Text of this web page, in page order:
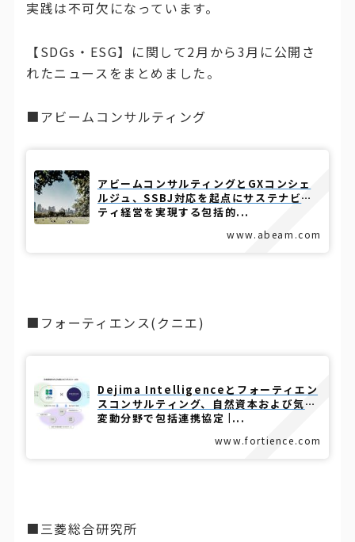
実践は不可欠になっています。
【SDGs・ESG】に関して2月から3月に公開さ
れたニュースをまとめました。
■アビームコンサルティング
www.abeam.com
アビームコンサルティングとGXコンシェ
ルジュ、SSBJ対応を起点にサステナビリ
ティ経営を実現する包括的...
■フォーティエンス(クニエ)
www.fortience.com
Dejima Intelligenceとフォーティエン
スコンサルティング、自然資本および気候
変動分野で包括連携協定 |...
■三菱総合研究所